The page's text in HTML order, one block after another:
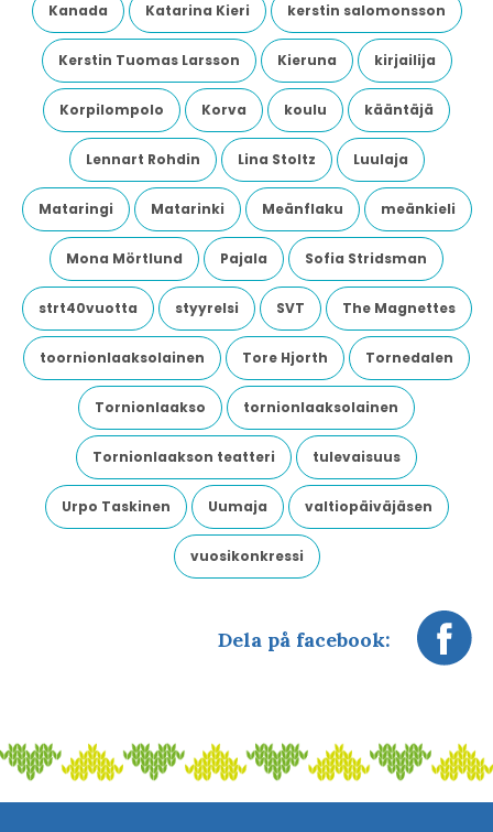
Kanada Katarina Kieri kerstin salomonsson
Kerstin Tuomas Larsson Kieruna kirjailija
Korpilompolo Korva koulu kääntäjä
Lennart Rohdin Lina Stoltz Luulaja
Mataringi Matarinki Meänflaku meänkieli
Mona Mörtlund Pajala Sofia Stridsman
strt40vuotta styyrelsi SVT The Magnettes
toornionlaaksolainen Tore Hjorth Tornedalen
Tornionlaakso tornionlaaksolainen
Tornionlaakson teatteri tulevaisuus
Urpo Taskinen Uumaja valtiopäiväjäsen
vuosikonkressi
Dela på facebook: